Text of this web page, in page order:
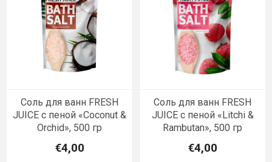
Соль для ванн FRESH
JUICE с пеной «Coconut &
Orchid», 500 гр
€4,00
Соль для ванн FRESH
JUICE с пеной «Litchi &
Rambutan», 500 гр
€4,00